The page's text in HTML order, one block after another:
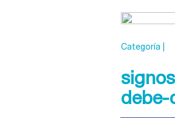
Categoría |
debe-